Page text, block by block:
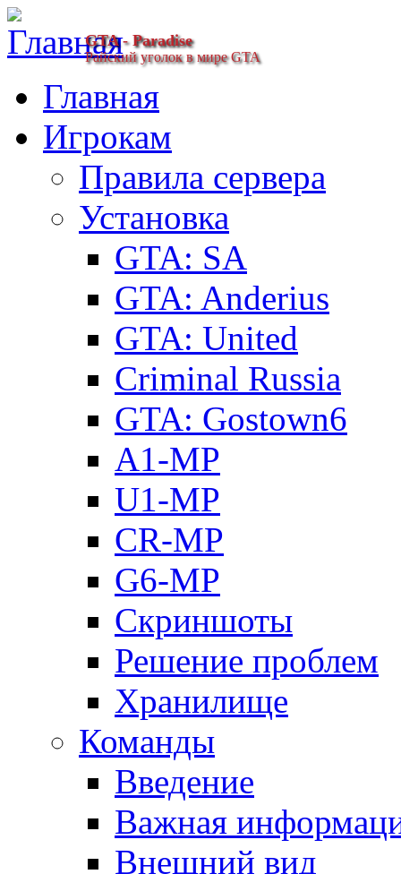
GTA - Paradise
Райский уголок в мире GTA
Главная
Игрокам
Правила сервера
Установка
GTA: SA
GTA: Anderius
GTA: United
Criminal Russia
GTA: Gostown6
A1-MP
U1-MP
CR-MP
G6-MP
Скриншоты
Решение проблем
Хранилище
Команды
Введение
Важная
Внешний вид